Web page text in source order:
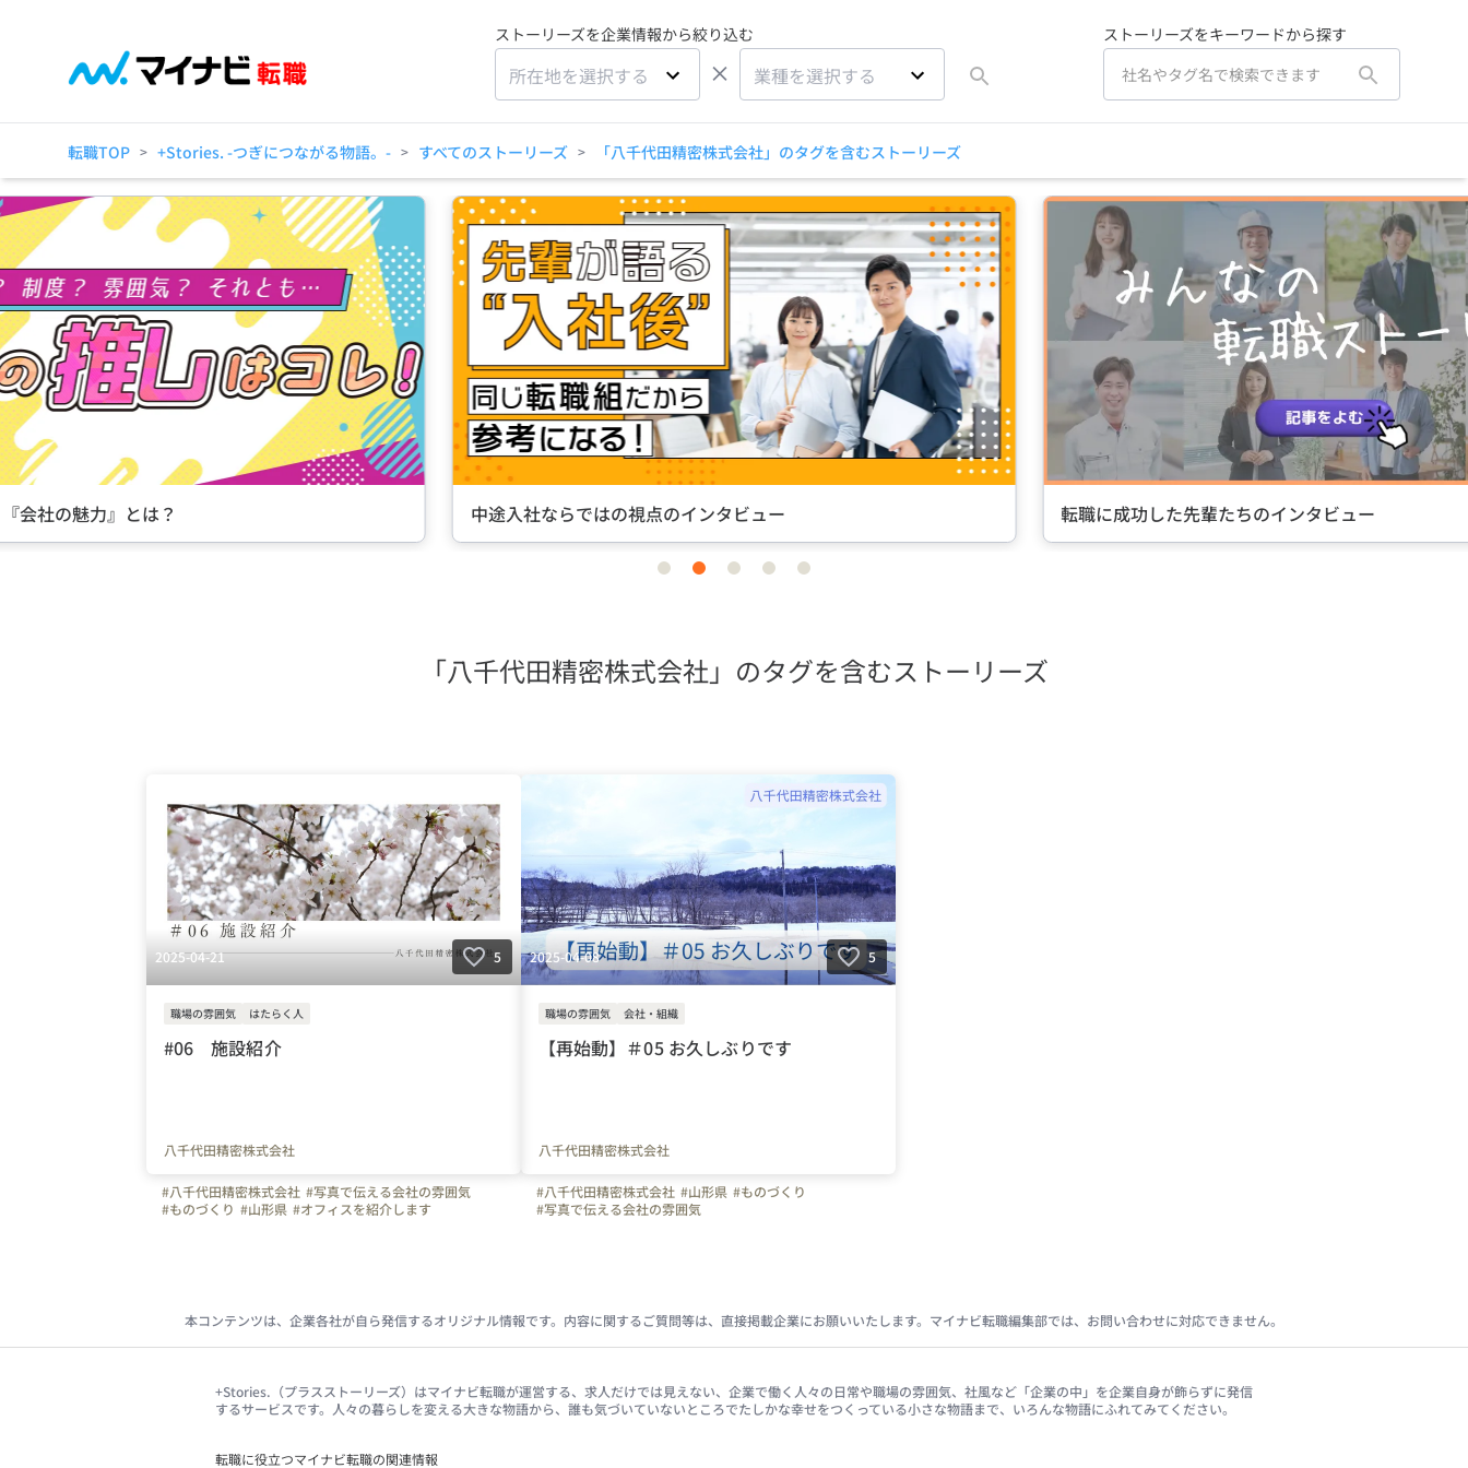
ストーリーズを企業情報から絞り込む
所在地を選択する × 業種を選択する
ストーリーズをキーワードから探す
転職TOP > +Stories. -つぎにつながる物語。- > すべてのストーリーズ > 「八千代田精密株式会社」のタグを含むストーリーズ
会社の魅力』とは？ 中途入社ならではの視点のインタビュー 転職に成功した先輩たちのインタビュー
item item item item item
「八千代田精密株式会社」のタグを含むストーリーズ
2025-04-21 5
職場の雰囲気 はたらく人
#06 施設紹介
八千代田精密株式会社
#八千代田精密株式会社 #写真で伝える会社の雰囲気
#ものづくり #山形県 #オフィスを紹介します
2025-04-08 5
職場の雰囲気 会社・組織
【再始動】＃05 お久しぶりです
八千代田精密株式会社
#八千代田精密株式会社 #山形県 #ものづくり
#写真で伝える会社の雰囲気
本コンテンツは、企業各社が自ら発信するオリジナル情報です。内容に関するご質問等は、直接掲載企業にお願いいたします。マイナビ転職編集部では、お問い合わせに対応できません。
+Stories.（プラスストーリーズ）はマイナビ転職が運営する、求人だけでは見えない、企業で働く人々の日常や職場の雰囲気、社風など「企業の中」を企業自身が飾らずに発信
するサービスです。人々の暮らしを変える大きな物語から、誰も気づいていないところでたしかな幸せをつくっている小さな物語まで、いろんな物語にふれてみてください。
転職に役立つマイナビ転職の関連情報